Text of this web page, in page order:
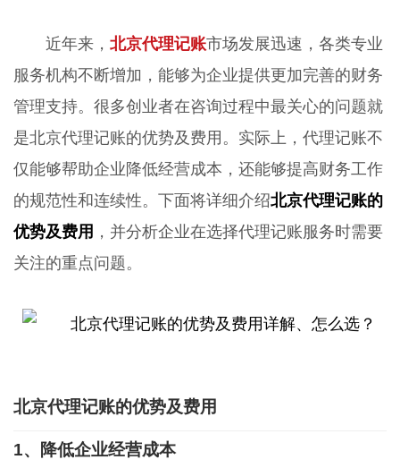
近年来， 北京代理记账市场发展迅速，各类专业
服务机构不断增加，能够为企业提供更加完善的财务
管理支持。很多创业者在咨询过程中最关心的问题就
是北京代理记账的优势及费用。实际上，代理记账不
仅能够帮助企业降低经营成本，还能够提高财务工作
的规范性和连续性。下面将详细介绍北京代理记账的
优势及费用 ，并分析企业在选择代理记账服务时需要
关注的重点问题。
北京代理记账的优势及费用
1、降低企业经营成本